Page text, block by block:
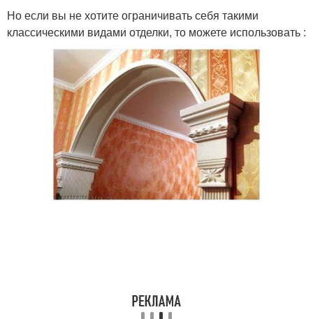
Но если вы не хотите ограничивать себя такими
классическими видами отделки, то можете использовать :